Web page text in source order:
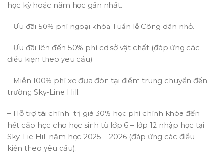
học kỳ hoặc năm học gần nhất.
– Ưu đãi 50% phí ngoại khóa Tuần lễ Công dân nhỏ.
– Ưu đãi lên đến 50% phí cơ sở vật chất (đáp ứng các
điều kiện theo yêu cầu).
– Miễn 100% phí xe đưa đón tại điểm trung chuyển đến
trường Sky-Line Hill.
– Hỗ trợ tài chính trị giá 30% học phí chính khóa đến
hết cấp học cho học sinh từ lớp 6 – lớp 12 nhập học tại
Sky-Lie Hill năm học 2025 – 2026 (đáp ứng các điều
kiện theo yêu cầu).